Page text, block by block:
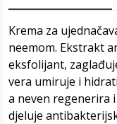
Krema za
neemom. Ekstrakt
eksfolijant,
vera umiruje i
a neven regenerira
djeluje